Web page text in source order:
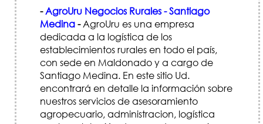
-AgroUru Negocios Rurales - Santiago
Medina-AgroUru es una empresa
dedicada a la logística de los
establecimientos rurales en todo el país,
con sede en Maldonado y a cargo de
Santiago Medina. En este sitio Ud.
encontrará en detalle la información sobre
nuestros servicios de asesoramiento
agropecuario, administracion, logística